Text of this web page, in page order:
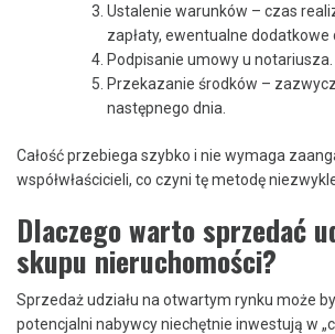
Ustalenie warunków – czas
zapłaty, ewentualne dodatkowe
Podpisanie umowy u notariusza.
Przekazanie środków –
następnego dnia.
Całość przebiega szybko i nie wymaga
współwłaścicieli, co czyni tę metodę
Dlaczego warto sprzedać
skupu nieruchomości?
Sprzedaż udziału na otwartym rynku może
potencjalni nabywcy niechętnie inwestują w